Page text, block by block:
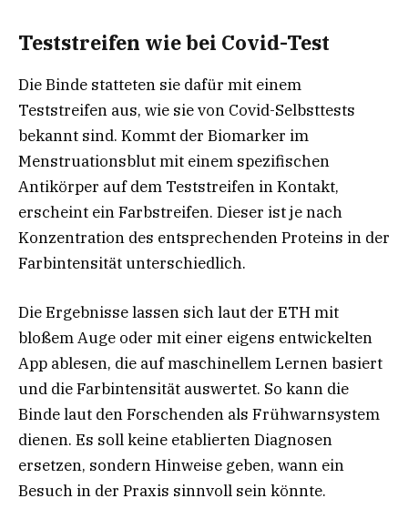
Teststreifen wie bei Covid-Test
Die Binde statteten sie dafür mit einem
Teststreifen aus, wie sie von Covid-Selbsttests
bekannt sind. Kommt der Biomarker im
Menstruationsblut mit einem spezifischen
Antikörper auf dem Teststreifen in Kontakt,
erscheint ein Farbstreifen. Dieser ist je nach
Konzentration des entsprechenden Proteins in der
Farbintensität unterschiedlich.
Die Ergebnisse lassen sich laut der ETH mit
bloßem Auge oder mit einer eigens entwickelten
App ablesen, die auf maschinellem Lernen basiert
und die Farbintensität auswertet. So kann die
Binde laut den Forschenden als Frühwarnsystem
dienen. Es soll keine etablierten Diagnosen
ersetzen, sondern Hinweise geben, wann ein
Besuch in der Praxis sinnvoll sein könnte.